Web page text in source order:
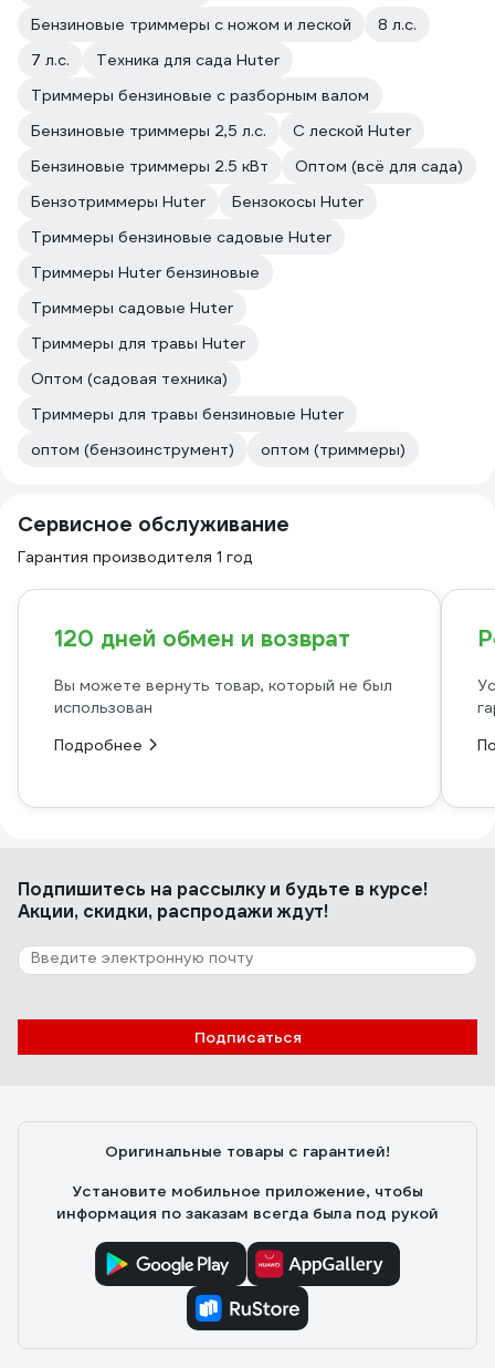
Бензиновые триммеры с ножом и леской
8 л.с.
7 л.с.
Техника для сада Huter
Триммеры бензиновые с разборным валом
Бензиновые триммеры 2,5 л.с.
С леской Huter
Бензиновые триммеры 2.5 кВт
Оптом (всё для сада)
Бензотриммеры Huter
Бензокосы Huter
Триммеры бензиновые садовые Huter
Триммеры Huter бензиновые
Триммеры садовые Huter
Триммеры для травы Huter
Оптом (садовая техника)
Триммеры для травы бензиновые Huter
оптом (бензоинструмент)
оптом (триммеры)
Сервисное обслуживание
Гарантия производителя 1 год
120 дней обмен и возврат
Вы можете вернуть товар, который не был
использован
Подробнее
Подпишитесь на рассылкуи будьте в курсе!
Акции, скидки, распродажи ждут!
Подписаться
Оригинальные товары с гарантией!
Установите мобильное приложение, чтобы
информация по заказам всегда была под рукой